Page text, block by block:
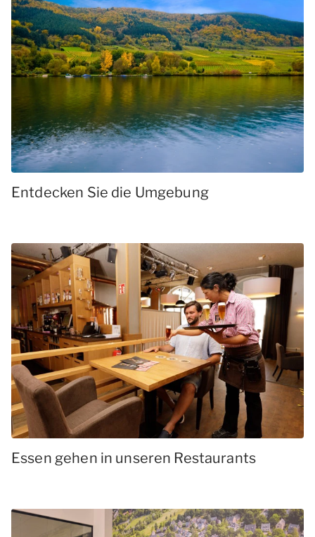
Entdecken Sie die Umgebung
Essen gehen in unseren Restaurants